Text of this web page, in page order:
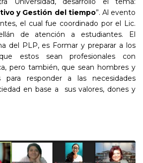
y Gestión del tiempo”. Al evento
el cual fue coordinado por el Lic.
de atención a estudiantes. El
del PLP, es Formar y preparar a los
estos sean profesionales con
pero también, que sean hombres y
para responder a las necesidades
en base a sus valores, dones y